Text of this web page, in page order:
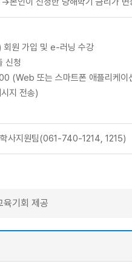
원 가입 및 e-러닝 수강
신청
(Web 또는 스마트폰 애플리케이
지 전송)
사지원팀(061-740-1214, 1215)
육기회 제공